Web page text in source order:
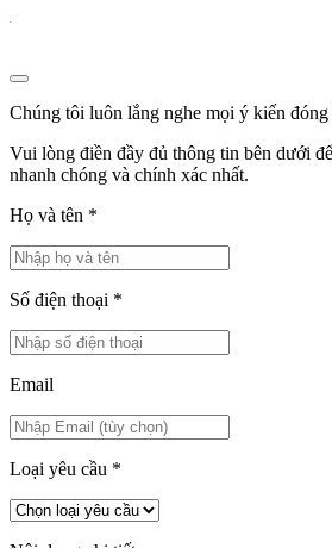
Chúng tôi luôn lắng nghe mọi ý kiến
Vui lòng điền đầy đủ thông tin bên dưới
nhanh chóng và chính xác nhất.
Họ và tên *
Số điện thoại *
Email
Loại yêu cầu *